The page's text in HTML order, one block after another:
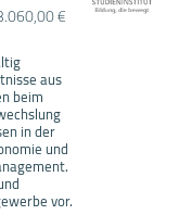
€
aus
beim
in der
und
vor.